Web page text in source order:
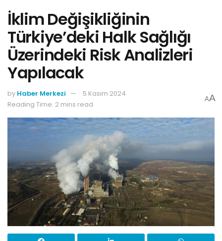
İklim Değişikliğinin
Türkiye’deki Halk Sağlığı
Üzerindeki Risk Analizleri
Yapılacak
by Haber Merkezi
5 Kasım 2024
Reading Time: 2 mins read
AA